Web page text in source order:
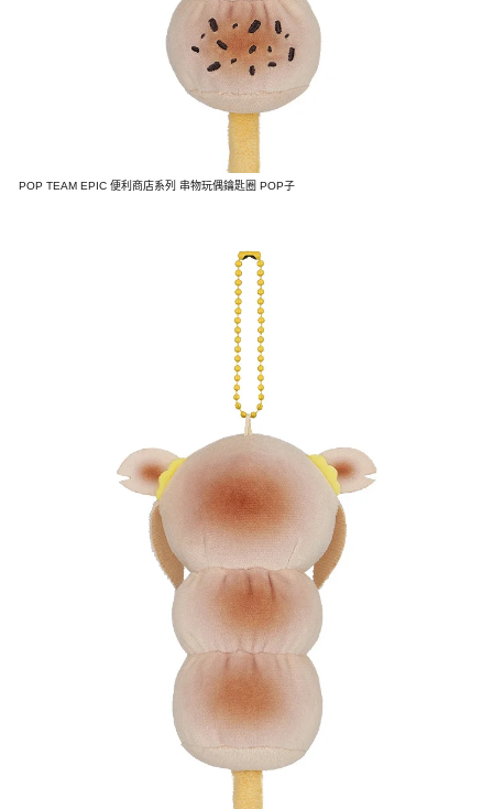
POP TEAM EPIC 便利商店系列 串物玩偶鑰匙圈 POP子